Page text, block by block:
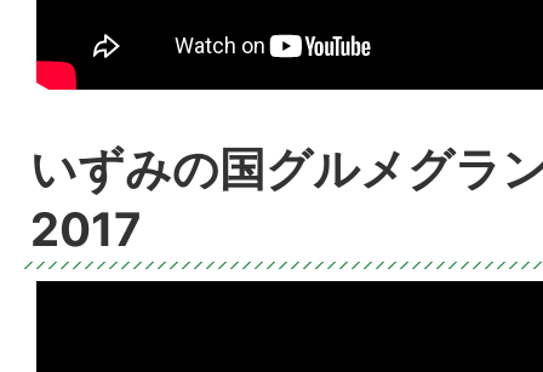
いずみの国グルメグラ
2017